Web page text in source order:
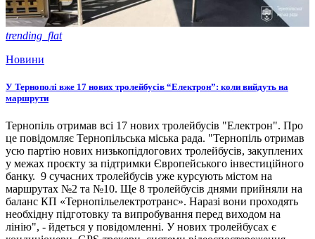
trending_flat
Новини
У Тернополі вже 17 нових тролейбусів “Електрон”: коли вийдуть на
маршрути
Тернопіль отримав всі 17 нових тролейбусів "Електрон". Про
це повідомляє Тернопільська міська рада. "Тернопіль отримав
усю партію нових низькопідлогових тролейбусів, закуплених
у межах проєкту за підтримки Європейського інвестиційного
банку. 9 сучасних тролейбусів уже курсують містом на
маршрутах №2 та №10. Ще 8 тролейбусів днями прийняли на
баланс КП «Тернопільелектротранс». Наразі вони проходять
необхідну підготовку та випробування перед виходом на
лінію", - йдеться у повідомленні. У нових тролейбусах є